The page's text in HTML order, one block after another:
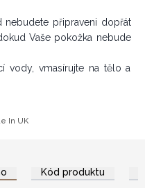
nebudete připraveni dopřát
Vaše pokožka nebude
vody, vmasírujte na tělo a
In UK
Kód produktu
zaregistrujte pro
velkoobchodní ceny